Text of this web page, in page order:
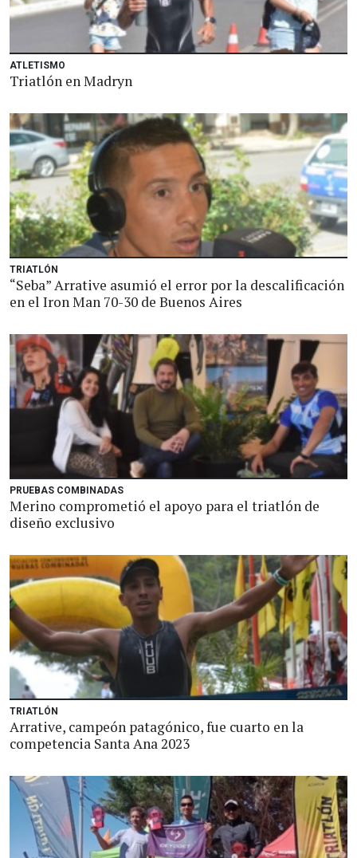
ATLETISMO
Triatlón en Madryn
TRIATLÓN
“Seba” Arrative asumió el error por la descalificación
en el Iron Man 70-30 de Buenos Aires
PRUEBAS COMBINADAS
Merino comprometió el apoyo para el triatlón de
diseño exclusivo
TRIATLÓN
Arrative, campeón patagónico, fue cuarto en la
competencia Santa Ana 2023